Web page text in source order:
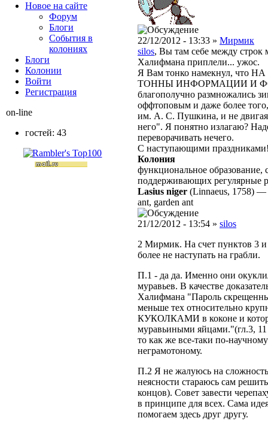
22/12/2012 - 13:33 » Мирмик
silos, Вы там себе между строк
Халифмана приплели... ужос.
Я Вам тонко намекнул,
ТОННЫ ИНФОРМАЦИИ И
благополучно размножались
оффтоповым и даже более
им. А. С. Пушкина, и не
него". Я понятно излагаю?
переворачивать нечего.
С наступающими
Колония
функциональное образование,
поддерживающих регулярные
Lasius niger (Linnaeus, 1758) —
ant, garden ant
21/12/2012 - 13:54 » silos
2 Мирмик. На счет пунктов 3 и
более не наступать на грабли.
П.1 - да да. Именно они
муравьев. В качестве
Халифмана "Пароль
меньше тех относительно
КУКОЛКАМИ в коконе и
муравьиными яйцами."(гл.3, 11
то как же все-таки по-
неграмотоному.
П.2 Я не жалуюсь на
неясности стараюсь сам
концов). Совет завести
в принципе для всех. Сама
помогаем здесь друг другу.
Новое на сайте
Форум
Блоги
События в
колониях
Блоги
Колонии
Войти
Peгиcтpaция
on-line
гостей: 43